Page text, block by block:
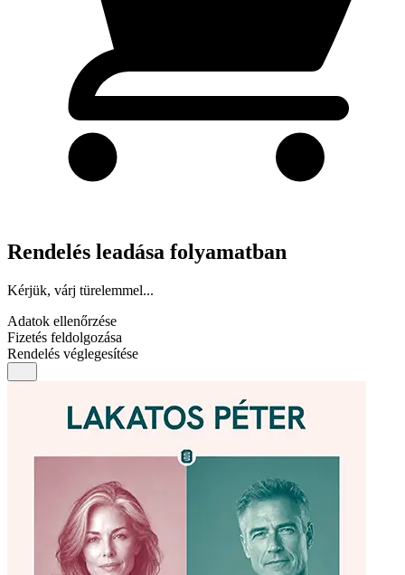
Rendelés leadása folyamatban
Kérjük, várj türelemmel...
Adatok ellenőrzése
Fizetés feldolgozása
Rendelés véglegesítése